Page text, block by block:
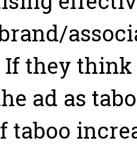
they
ad as